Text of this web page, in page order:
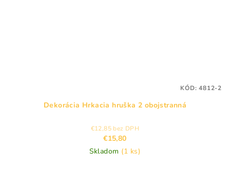
Dekorácia Hrkacia hruška 2 obojstranná
€12,85 bez DPH
€15,80
Skladom (1 ks)
KÓD:4812-2